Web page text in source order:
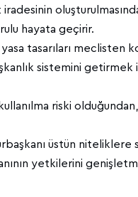
hayata geçirir.
tasarıları meclisten
sistemini
riski
üstün
yetkilerini